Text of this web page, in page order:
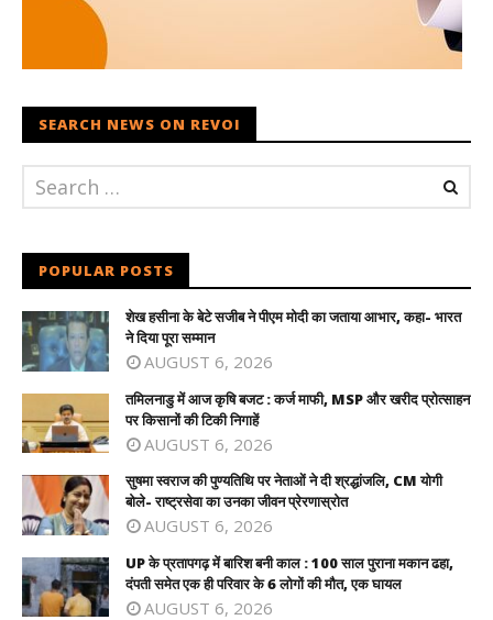
SEARCH NEWS ON REVOI
POPULAR POSTS
शेख हसीना के बेटे सजीब ने पीएम मोदी का जताया आभार, कहा- भारत
ने दिया पूरा सम्मान
AUGUST 6, 2026
तमिलनाडु में आज कृषि बजट : कर्ज माफी, MSP और खरीद प्रोत्साहन
पर किसानों की टिकी निगाहें
AUGUST 6, 2026
सुषमा स्वराज की पुण्यतिथि पर नेताओं ने दी श्रद्धांजलि, CM योगी
बोले- राष्ट्रसेवा का उनका जीवन प्रेरणास्रोत
AUGUST 6, 2026
UP के प्रतापगढ़ में बारिश बनी काल : 100 साल पुराना मकान ढहा,
दंपती समेत एक ही परिवार के 6 लोगों की मौत, एक घायल
AUGUST 6, 2026